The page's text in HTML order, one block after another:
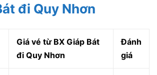
đi Quy Nhơn
Giá vé từ BX Giáp Bát
đi Quy Nhơn
Đánh
giá